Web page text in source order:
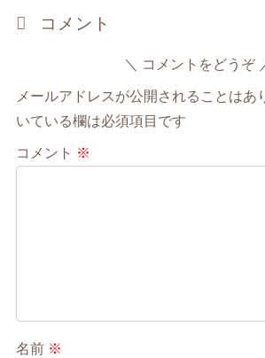
コメント
コメントをどうぞ
メールアドレスが公開されることはあ
いている欄は必須項目です
コメント ※
名前 ※